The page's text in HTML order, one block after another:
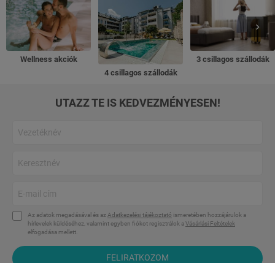
Wellness akciók
4 csillagos szállodák
3 csillagos szállodák
UTAZZ TE IS KEDVEZMÉNYESEN!
Az adatok megadásával és az Adatkezelési tájékoztató ismeretében hozzájárulok a
hírlevelek küldéséhez, valamint egyben fiókot regisztrálok aVásárlási Feltételek
elfogadása mellett.
FELIRATKOZOM